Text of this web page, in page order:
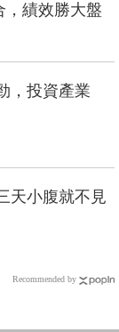
，績效勝大盤
，投資產業
天小腹就不見
Recommended by